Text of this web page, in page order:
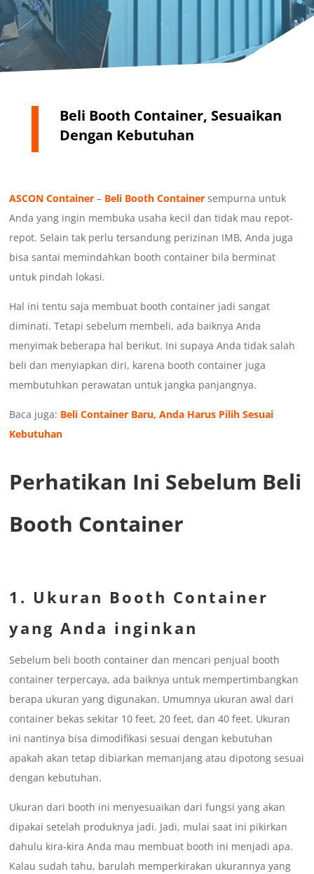
Beli Booth Container, Sesuaikan
Dengan Kebutuhan
ASCON Container – Beli Booth Container sempurna untuk
Anda yang ingin membuka usaha kecil dan tidak mau repot-
repot. Selain tak perlu tersandung perizinan IMB, Anda juga
bisa santai memindahkan booth container bila berminat
untuk pindah lokasi.
Hal ini tentu saja membuat booth container jadi sangat
diminati. Tetapi sebelum membeli, ada baiknya Anda
menyimak beberapa hal berikut. Ini supaya Anda tidak salah
beli dan menyiapkan diri, karena booth container juga
membutuhkan perawatan untuk jangka panjangnya.
Baca juga: Beli Container Baru, Anda Harus Pilih Sesuai
Kebutuhan
Perhatikan Ini Sebelum Beli
Booth Container
1. Ukuran Booth Container
yang Anda inginkan
Sebelum beli booth container dan mencari penjual booth
container terpercaya, ada baiknya untuk mempertimbangkan
berapa ukuran yang digunakan. Umumnya ukuran awal dari
container bekas sekitar 10 feet, 20 feet, dan 40 feet. Ukuran
ini nantinya bisa dimodifikasi sesuai dengan kebutuhan
apakah akan tetap dibiarkan memanjang atau dipotong sesuai
dengan kebutuhan.
Ukuran dari booth ini menyesuaikan dari fungsi yang akan
dipakai setelah produknya jadi. Jadi, mulai saat ini pikirkan
dahulu kira-kira Anda mau membuat booth ini menjadi apa.
Kalau sudah tahu, barulah memperkirakan ukurannya yang